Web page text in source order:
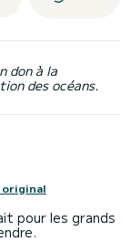
don à la
des océans.
pour les grands